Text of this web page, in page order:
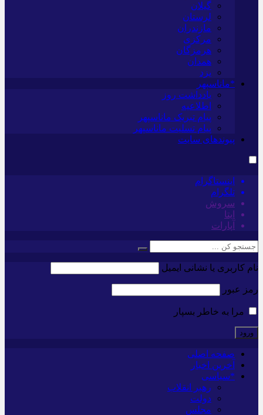
گیلان
لرستان
مازندران
مرکزی
هرمزگان
همدان
یزد
*ماناسپهر
یادداشت روز
اطلاعیه
پیام تبریک ماناسپهر
پیام تسلیت ماناسپهر
پیوندهای سایت
اینستاگرام
تلگرام
سروش
ایتا
آپارات
نام کاربری یا نشانی ایمیل
رمز عبور
مرا به خاطر بسپار
صفحه اصلی
آخرین اخبار
*سیاسی
رهبر انقلاب
دولت
مجلس